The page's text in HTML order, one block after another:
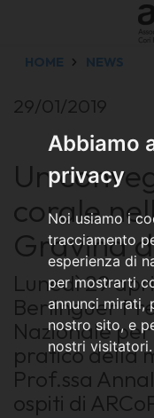
Abbiamo
privacy
Noi usiamo i
tracciamento
esperienza di
per mostrarti
annunci mirati,
nostro sito, e
nostri visitatori.
HOME NEWS
29/01/2019
Un
corale
Gravina
Lunedì 29
Berlinguer
Nazionale
pratico della
Prof.ssa
ospiti di